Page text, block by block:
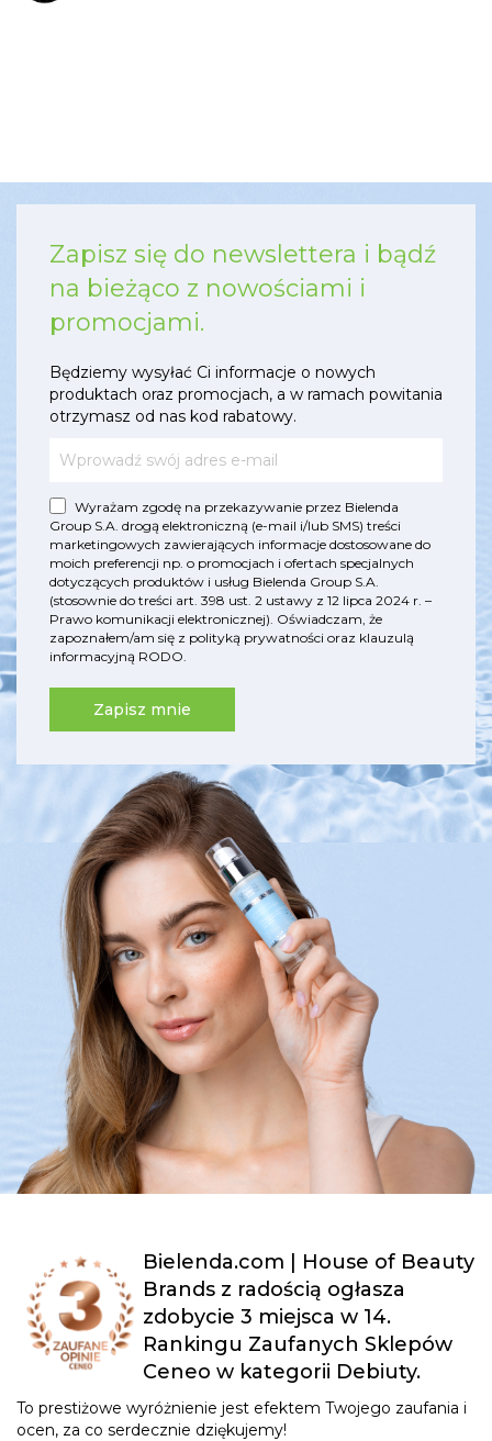
Zapisz się do newslettera i bądź
na bieżąco z nowościami i
promocjami.
Będziemy wysyłać Ci informacje o nowych
produktach oraz promocjach, a w ramach powitania
otrzymasz od nas kod rabatowy.
Wyrażam zgodę na przekazywanie przez Bielenda
Group S.A. drogą elektroniczną (e-mail i/lub SMS) treści
marketingowych zawierających informacje dostosowane do
moich preferencji np. o promocjach i ofertach specjalnych
dotyczących produktów i usług Bielenda Group S.A.
(stosownie do treści art. 398 ust. 2 ustawy z 12 lipca 2024 r. –
Prawo komunikacji elektronicznej). Oświadczam, że
zapoznałem/am się z polityką prywatności oraz klauzulą
informacyjną RODO.
Zapisz mnie
Bielenda.com | House of Beauty
Brands z radością ogłasza
zdobycie 3 miejsca w 14.
Rankingu Zaufanych Sklepów
Ceneo w kategorii Debiuty.
To prestiżowe wyróżnienie jest efektem Twojego zaufania i
ocen, za co serdecznie dziękujemy!